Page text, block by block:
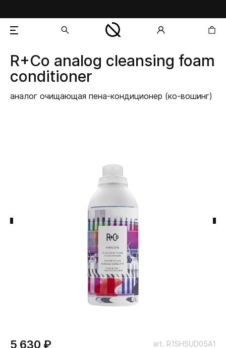
добавлен в корзину
R+Co analog cleansing foam
conditioner
аналог очищающая пена-кондиционер (ко-вошинг)
art. R1SHSUD05A1
5 630 ₽